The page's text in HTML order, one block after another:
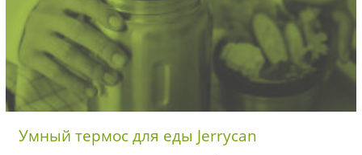
Умный термос для еды Jerrycan